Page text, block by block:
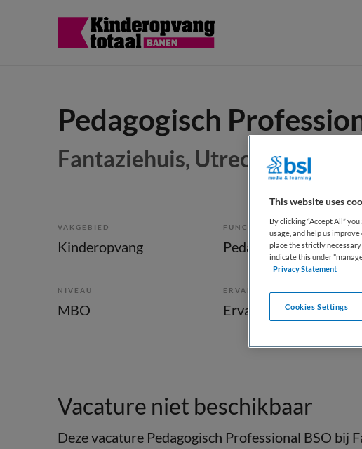
Pedagogisch
Fantaziehuis, Utrecht
VAKGEBIED
Kinderopvang
FUNCTIE
Pedagogisch
NIVEAU
MBO
ERVARING
Ervaren
Vacature niet beschikbaar
Deze vacature Pedagogisch Professional BSO bij
This website uses
By clicking “Accept All”
usage, and help us
place the strictly
indicate this under
Privacy Statement
Cookies Settings